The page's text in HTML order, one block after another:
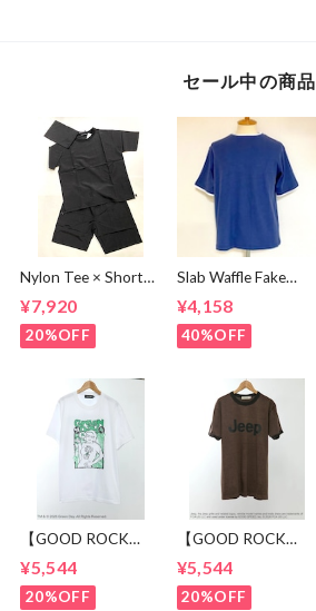
セール中の商品
Nylon Tee × Shorts
¥7,920
20%OFF
Slab Waffle Fake
Cut & Sewn Navy
¥4,158
40%OFF
【GOOD ROCK
DAY “Kerplunk!”
Front & Back
¥5,544
20%OFF
【GOOD ROCK
Classic Logo Graphic
Ringer T-Shirt
¥5,544
20%OFF